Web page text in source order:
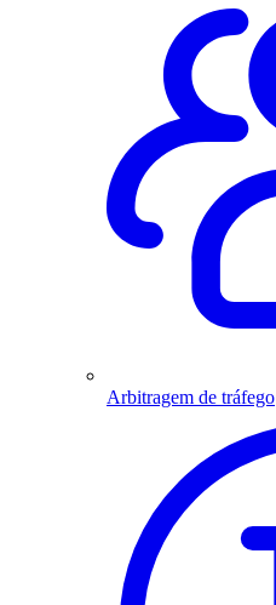
Arbitragem de tráfego